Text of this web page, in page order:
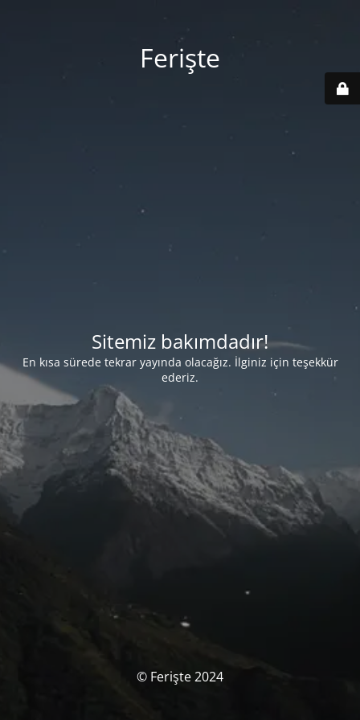
Ferişte
Sitemiz bakımdadır!
En kısa sürede tekrar yayında olacağız. İlginiz için teşekkür
ederiz.
© Ferişte 2024